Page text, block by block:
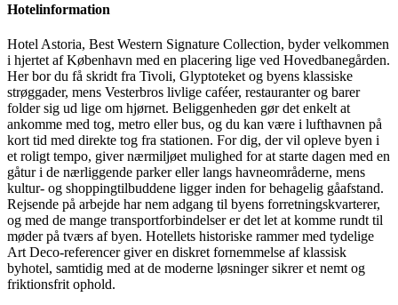
Hotelinformation
Hotel Astoria, Best Western Signature Collection, byder velkommen
i hjertet af København med en placering lige ved Hovedbanegården.
Her bor du få skridt fra Tivoli, Glyptoteket og byens klassiske
strøggader, mens Vesterbros livlige caféer, restauranter og barer
folder sig ud lige om hjørnet. Beliggenheden gør det enkelt at
ankomme med tog, metro eller bus, og du kan være i lufthavnen på
kort tid med direkte tog fra stationen. For dig, der vil opleve byen i
et roligt tempo, giver nærmiljøet mulighed for at starte dagen med en
gåtur i de nærliggende parker eller langs havneområderne, mens
kultur- og shoppingtilbuddene ligger inden for behagelig gåafstand.
Rejsende på arbejde har nem adgang til byens forretningskvarterer,
og med de mange transportforbindelser er det let at komme rundt til
møder på tværs af byen. Hotellets historiske rammer med tydelige
Art Deco-referencer giver en diskret fornemmelse af klassisk
byhotel, samtidig med at de moderne løsninger sikrer et nemt og
friktionsfrit ophold.